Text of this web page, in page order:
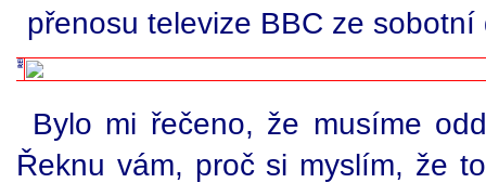
přenosu televize BBC ze sobotní
Bylo mi řečeno, že musíme
Řeknu vám, proč si myslím, že